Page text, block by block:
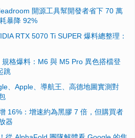
開源工具幫開發者省下 70 萬
暴降 92%
RTX 5070 Ti SUPER 爆料總整理：
格爆料：M6 與 M5 Pro 異色搭檔登
跳
、Apple、導航王、高德地圖實測對
16%：增速約為黑膠 7 倍，但購買者
器